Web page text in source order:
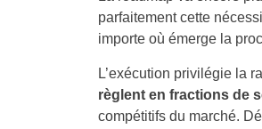
parfaitement cette
importe où émerge la
L’exécution privilégie la
règlent en fractions de
compétitifs du marché.